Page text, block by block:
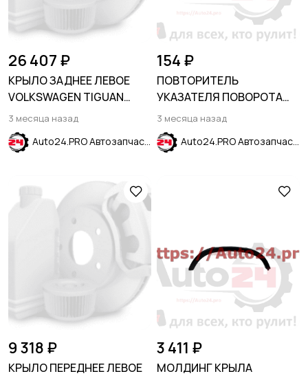
26 407 ₽
КРЫЛО ЗАДНЕЕ ЛЕВОЕ
VOLKSWAGEN TIGUAN
2011-2016
3 месяца назад
Auto24.PRO Автозапчасти
154 ₽
ПОВТОРИТЕЛЬ
УКАЗАТЕЛЯ ПОВОРОТА
ЛЕВЫЙ в крыло HYUNDAI
SOLARIS 2011-2017
3 месяца назад
Auto24.PRO Автозапчасти
9 318 ₽
КРЫЛО ПЕРЕДНЕЕ ЛЕВОЕ
3 411 ₽
МОЛДИНГ КРЫЛА